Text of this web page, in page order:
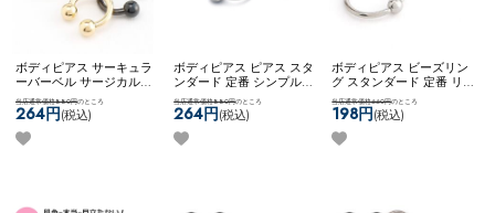
ボディピアス サーキュラ
ーバーベル サージカルス
テンレス 金属アレルギー
対応 14G 16G 18G シンプ
ル ネコポスOK
ーバーベル
当店通常価格880円のところ
264円(税込)
ボディピアス ピアス スタ
ンダード 定番 シンプル
かっこいい マット メンズ
ライク ビーズリング ネコ
ポスOK【MULL】 ブラッ
シュビーズリング
当店通常価格880円のところ
264円(税込)
ボディピアス ビーズリン
グ スタンダード 定番 リ
ングピアス シンプル ネコ
ポスOKキャプティブビー
ズリング
当店通常価格660円のところ
198円(税込)